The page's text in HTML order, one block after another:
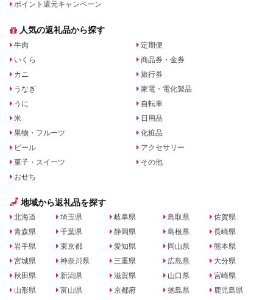
ポイント還元キャンペーン
人気の返礼品から探す
牛肉
いくら
カニ
うなぎ
うに
米
果物・フルーツ
ビール
菓子・スイーツ
おせち
定期便
商品券・金券
旅行券
家電・電化製品
自転車
日用品
化粧品
アクセサリー
その他
地域から返礼品を探す
北海道
青森県
岩手県
宮城県
秋田県
山形県
埼玉県
千葉県
東京都
神奈川県
新潟県
富山県
岐阜県
静岡県
愛知県
三重県
滋賀県
京都府
鳥取県
島根県
岡山県
広島県
山口県
徳島県
佐賀県
長崎県
熊本県
大分県
宮崎県
鹿児島県